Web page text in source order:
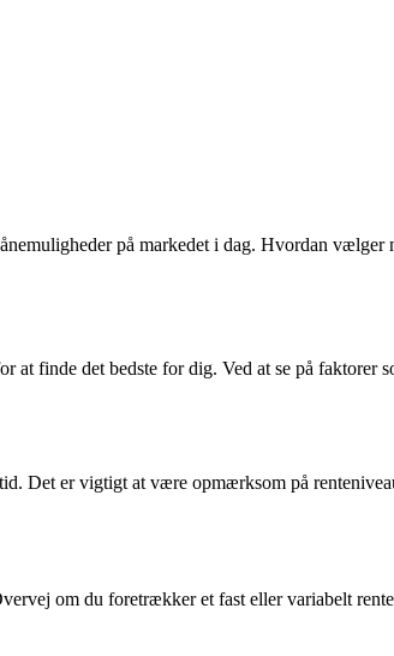
på markedet i dag. Hvordan vælger
finde det bedste for dig. Ved at se på faktorer
Det er vigtigt at være opmærksom på
om du foretrækker et fast eller variabelt